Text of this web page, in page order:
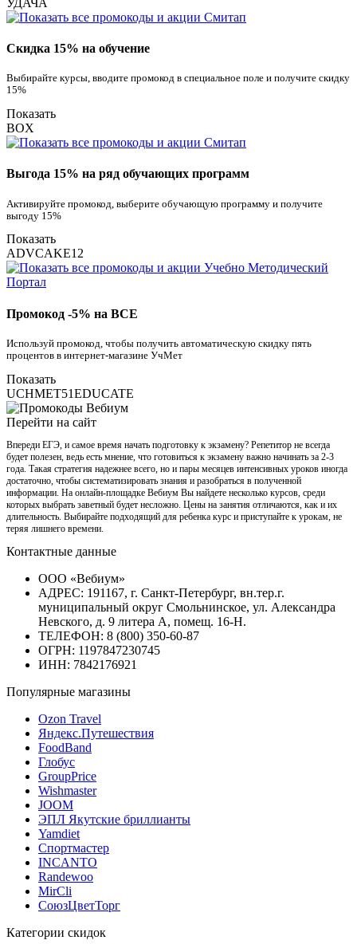
Скидка 15% на обучение
Выбирайте курсы, вводите промокод в специальное поле и получите скидку
15%
Показать
BOX
Выгода 15% на ряд обучающих программ
Активируйте промокод, выберите обучающую программу и получите
выгоду 15%
Показать
ADVCAKE12
Промокод -5% на ВСЕ
Используй промокод, чтобы получить автоматическую скидку пять
процентов в интернет-магазине УчМет
Показать
UCHMET51EDUCATE
Перейти на сайт
Впереди ЕГЭ, и самое время начать подготовку к экзамену? Репетитор не всегда
будет полезен, ведь есть мнение, что готовиться к экзамену важно начинать за 2-3
года. Такая стратегия надежнее всего, но и пары месяцев интенсивных уроков иногда
достаточно, чтобы систематизировать знания и разобраться в полученной
информации. На онлайн-площадке Вебиум Вы найдете несколько курсов, среди
которых выбрать заветный будет несложно. Цены на занятия отличаются, как и их
длительность. Выбирайте подходящий для ребенка курс и приступайте к урокам, не
теряя лишнего времени.
Контактные данные
ООО «Вебиум»
АДРЕС: 191167, г. Санкт-Петербург, вн.тер.г.
муниципальный округ Смольнинское, ул. Александра
Невского, д. 9 литера А, помещ. 16-Н.
ТЕЛЕФОН: 8 (800) 350-60-87
ОГРН: 1197847230745
ИНН: 7842176921
Популярные магазины
Ozon Travel
Яндекс.Путешествия
FoodBand
Глобус
GroupPrice
Wishmaster
JOOM
ЭПЛ Якутские бриллианты
Yamdiet
Спортмастер
INCANTO
Randewoo
MirCli
СоюзЦветТорг
Категории скидок